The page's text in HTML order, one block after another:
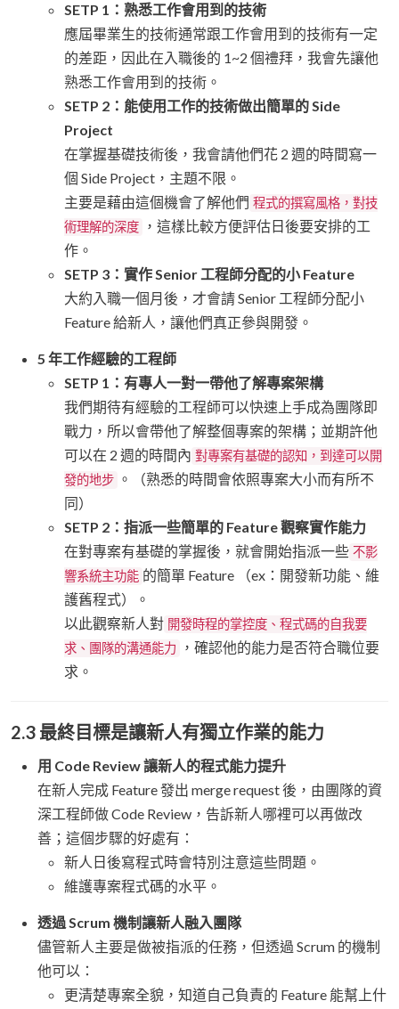
SETP 1：熟悉工作會用到的技術
應屆畢業生的技術通常跟工作會用到的技術有一定
的差距，因此在入職後的 1~2 個禮拜，我會先讓他
熟悉工作會用到的技術。
SETP 2：能使用工作的技術做出簡單的 Side
Project
在掌握基礎技術後，我會請他們花 2 週的時間寫一
個 Side Project，主題不限。
主要是藉由這個機會了解他們 程式的撰寫風格，對技
術理解的深度
，這樣比較方便評估日後要安排的工
作。
SETP 3：實作 Senior 工程師分配的小 Feature
大約入職一個月後，才會請 Senior 工程師分配小
Feature 給新人，讓他們真正參與開發。
5 年工作經驗的工程師
SETP 1：有專人一對一帶他了解專案架構
我們期待有經驗的工程師可以快速上手成為團隊即
戰力，所以會帶他了解整個專案的架構；並期許他
可以在 2 週的時間內 對專案有基礎的認知，到達可以開
發的地步 。（熟悉的時間會依照專案大小而有所不
同）
SETP 2：指派一些簡單的 Feature 觀察實作能力
在對專案有基礎的掌握後，就會開始指派一些 不影
響系統主功能 的簡單 Feature （ex：開發新功能、維
護舊程式）。
以此觀察新人對 開發時程的掌控度、程式碼的自我要
求、團隊的溝通能力
，確認他的能力是否符合職位要
求。
2.3 最終目標是讓新人有獨立作業的能力
用 Code Review 讓新人的程式能力提升
在新人完成 Feature 發出 merge request 後，由團隊的資
深工程師做 Code Review，告訴新人哪裡可以再做改
善；這個步驟的好處有：
新人日後寫程式時會特別注意這些問題。
維護專案程式碼的水平。
透過 Scrum 機制讓新人融入團隊
儘管新人主要是做被指派的任務，但透過 Scrum 的機制
他可以：
更清楚專案全貌，知道自己負責的 Feature 能幫上什